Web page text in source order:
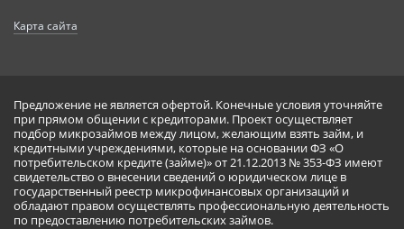
Карта сайта
Предложение не является офертой. Конечные условия уточняйте
при прямом общении с кредиторами. Проект осуществляет
подбор микрозаймов между лицом, желающим взять займ, и
кредитными учреждениями, которые на основании ФЗ «О
потребительском кредите (займе)» от 21.12.2013 № 353-ФЗ имеют
свидетельство о внесении сведений о юридическом лице в
государственный реестр микрофинансовых организаций и
обладают правом осуществлять профессиональную деятельность
по предоставлению потребительских займов.